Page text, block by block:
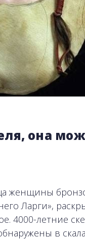
она
женщины
Ларги»,
4000-летние
в